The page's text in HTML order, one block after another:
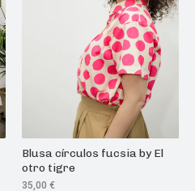
Blusa círculos fucsia by El
otro tigre
35,00 €